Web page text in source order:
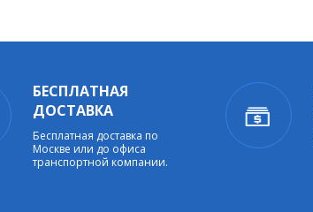
БЕСПЛАТНАЯ
ДОСТАВКА
Бесплатная доставка по
Москве или до офиса
транспортной компании.